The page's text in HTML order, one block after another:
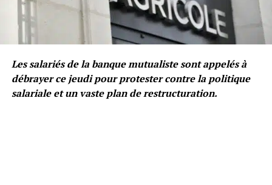
Les salariés de la banque mutualiste sont appelés à
débrayer ce jeudi pour protester contre la politique
salariale et un vaste plan de restructuration.